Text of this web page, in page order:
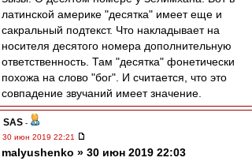
латинской америке "десятка" имеет еще и
сакральный подтекст. Что накладывает на
носителя десятого номера дополнительную
ответственность. Там "десятка" фонетически
похожа на слово "бог". И считается, что это
совпадение звучаний имеет значение.
SAS -
30 июн 2019 22:21
malyushenko » 30 июн 2019 22:03